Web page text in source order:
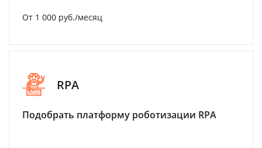
От 1 000 руб./месяц
RPA
Подобрать платформу роботизации RPA